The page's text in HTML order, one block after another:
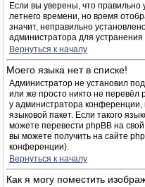
Если вы уверены, что правильно
летнего времени, но время
значит, неправильно
администратора для
Вернуться к началу
Моего языка нет в списке!
Администратор не установил
или же просто никто не перевёл
у администратора
языковой пакет. Если такого
можете перевести phpBB на
вы можете получить на сайте
конференции).
Вернуться к началу
Как я могу поместить